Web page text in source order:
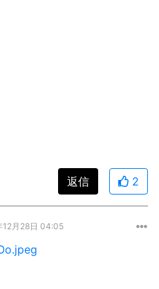
返信 2
12月28日 04:05